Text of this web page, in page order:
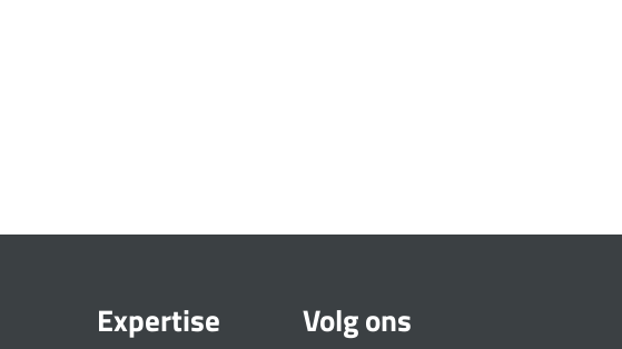
Expertise Volg ons